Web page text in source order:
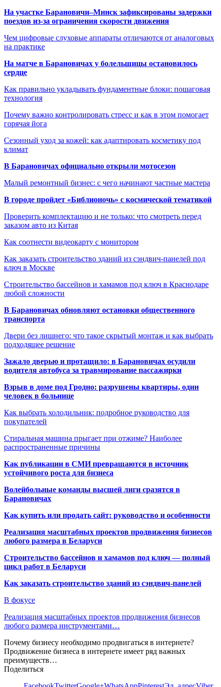
На участке Барановичи–Минск зафиксированы задержки
поездов из-за ограничения скорости движения
Чем цифровые слуховые аппараты отличаются от аналоговых
на практике
На матче в Барановичах у болельщицы остановилось
сердце
Как правильно укладывать фундаментные блоки: пошаговая
технология
Почему важно контролировать стресс и как в этом помогает
горячая йога
Сезонный уход за кожей: как адаптировать косметику под
климат
В Барановичах официально открыли мотосезон
Малый ремонтный бизнес: с чего начинают частные мастера
В городе пройдет «Библионочь» с космической тематикой
Проверить комплектацию и не только: что смотреть перед
заказом авто из Китая
Как соотнести видеокарту с монитором
Как заказать строительство зданий из сэндвич-панелей под
ключ в Москве
Строительство бассейнов и хамамов под ключ в Краснодаре
любой сложности
В Барановичах обновляют остановки общественного
транспорта
Двери без лишнего: что такое скрытый монтаж и как выбрать
подходящее решение
Зажало дверью и протащило: в Барановичах осудили
водителя автобуса за травмирование пассажирки
Взрыв в доме под Гродно: разрушены квартиры, один
человек в больнице
Как выбрать холодильник: подробное руководство для
покупателей
Стиральная машина прыгает при отжиме? Наиболее
распространенные причины
Как публикации в СМИ превращаются в источник
устойчивого роста для бизнеса
Волейбольные команды высшей лиги сразятся в
Барановичах
Как купить или продать сайт: руководство и особенности
Реализация масштабных проектов продвижения бизнесов
любого размера в Беларуси
Строительство бассейнов и хамамов под ключ — полный
цикл работ в Беларуси
Как заказать строительство зданий из сэндвич-панелей
В фокусе
Реализация масштабных проектов продвижения бизнесов
любого размера инструментами…
Почему бизнесу необходимо продвигаться в интернете?
Продвижение бизнеса в интернете имеет ряд важных
преимуществ…
Поделиться